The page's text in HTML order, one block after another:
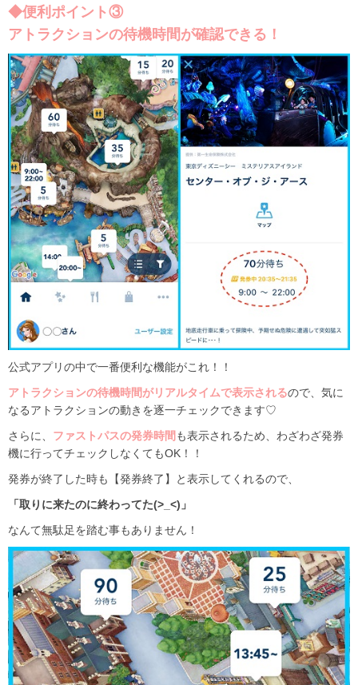
◆便利ポイント③
アトラクションの待機時間が確認できる！
公式アプリの中で一番便利な機能がこれ！！
アトラクションの待機時間がリアルタイムで表示されるので、気に
なるアトラクションの動きを逐一チェックできます♡
さらに、 ファストパスの発券時間 も表示されるため、わざわざ発券
機に行ってチェックしなくてもOK！！
発券が終了した時も【発券終了】と表示してくれるので、
「取りに来たのに終わってた(>_<)」
なんて無駄足を踏む事もありません！